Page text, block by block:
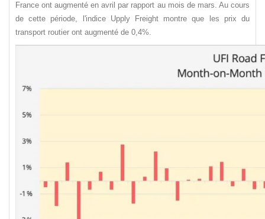
France ont augmenté en avril par rapport au mois de mars. Au cours
de cette période, l'indice Upply Freight montre que les prix du
transport routier ont augmenté de 0,4%.